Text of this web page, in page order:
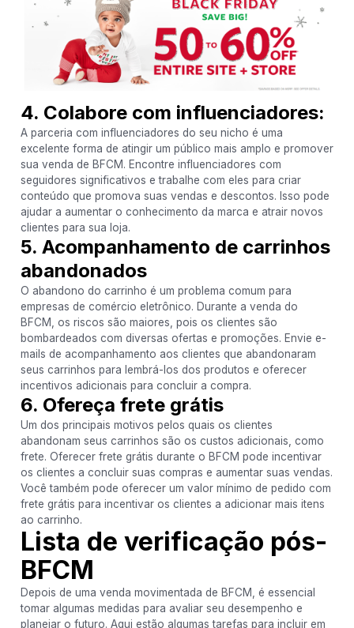
4. Colabore com influenciadores:
A parceria com influenciadores do seu nicho é uma
excelente forma de atingir um público mais amplo e promover
sua venda de BFCM. Encontre influenciadores com
seguidores significativos e trabalhe com eles para criar
conteúdo que promova suas vendas e descontos. Isso pode
ajudar a aumentar o conhecimento da marca e atrair novos
clientes para sua loja.
5. Acompanhamento de carrinhos
abandonados
O abandono do carrinho é um problema comum para
empresas de comércio eletrônico. Durante a venda do
BFCM, os riscos são maiores, pois os clientes são
bombardeados com diversas ofertas e promoções. Envie e-
mails de acompanhamento aos clientes que abandonaram
seus carrinhos para lembrá-los dos produtos e oferecer
incentivos adicionais para concluir a compra.
6. Ofereça frete grátis
Um dos principais motivos pelos quais os clientes
abandonam seus carrinhos são os custos adicionais, como
frete. Oferecer frete grátis durante o BFCM pode incentivar
os clientes a concluir suas compras e aumentar suas vendas.
Você também pode oferecer um valor mínimo de pedido com
frete grátis para incentivar os clientes a adicionar mais itens
ao carrinho.
Lista de verificação pós-
BFCM
Depois de uma venda movimentada de BFCM, é essencial
tomar algumas medidas para avaliar seu desempenho e
planejar o futuro. Aqui estão algumas tarefas para incluir em